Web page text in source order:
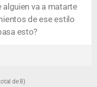
va a matarte
de ese estilo
esto?
de 8)